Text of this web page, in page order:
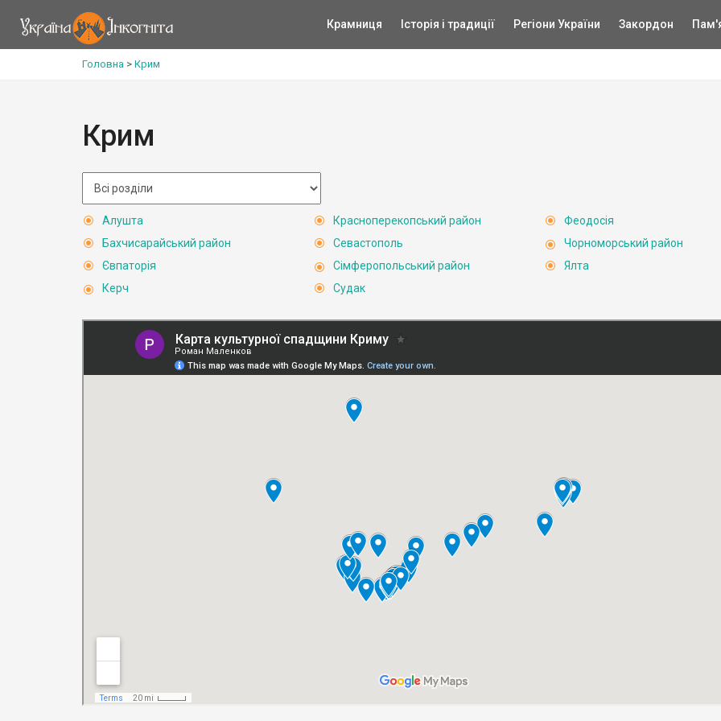
Крамниця Історія і традиції Регіони України Закордон
Головна > Крим
Крим
Алушта
Бахчисарайський район
Євпаторія
Керч
Красноперекопський район
Севастополь
Сімферопольський район
Судак
Феодосія
Чорноморський район
Ялта